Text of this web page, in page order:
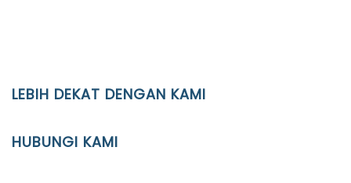
LEBIH DEKAT DENGAN KAMI
HUBUNGI KAMI